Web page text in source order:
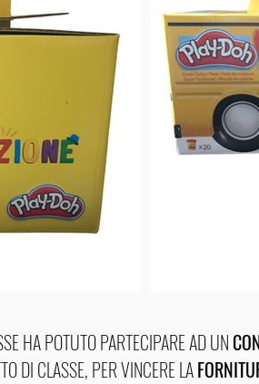
HA POTUTO PARTECIPARE AD UN
DI CLASSE, PER VINCERE LA